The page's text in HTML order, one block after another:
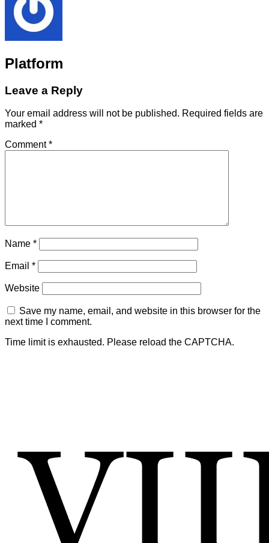
Platform
Leave a Reply
Your email address will not be published. Required fields are
marked *
Comment*
Name *
Email *
Website
Save my name, email, and website in this browser for the
next time I comment.
Time limit is exhausted. Please reload the CAPTCHA.